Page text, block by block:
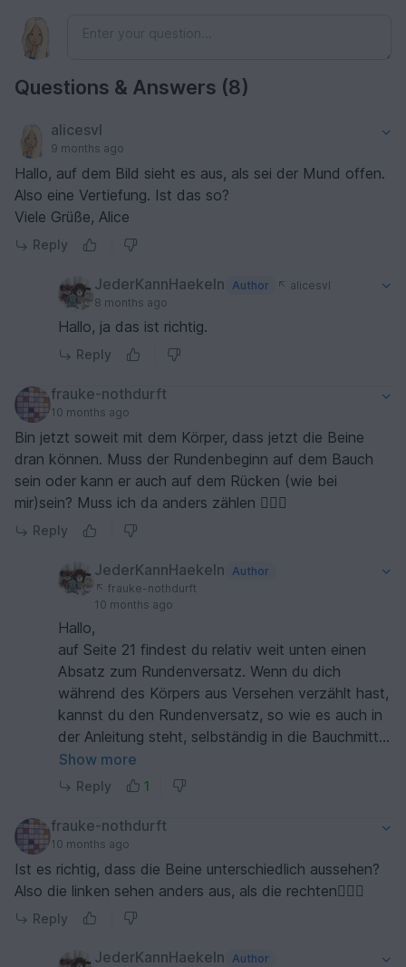
Questions & Answers (8)
alicesvl
9 months ago
Hallo, auf dem Bild sieht es aus, als sei der Mund offen.
Also eine Vertiefung. Ist das so?
Viele Grüße, Alice
Reply
JederKannHaekeln Author
alicesvl
8 months ago
Hallo, ja das ist richtig.
Reply
frauke-nothdurft
10 months ago
Bin jetzt soweit mit dem Körper, dass jetzt die Beine
dran können. Muss der Rundenbeginn auf dem Bauch
sein oder kann er auch auf dem Rücken (wie bei
mir)sein? Muss ich da anders zählen 🤷🏼‍♀️
Reply
JederKannHaekeln
Author
frauke-nothdurft
10 months ago
Hallo,
auf Seite 21 findest du relativ weit unten einen
Absatz zum Rundenversatz. Wenn du dich
während des Körpers aus Versehen verzählt hast,
kannst du den Rundenversatz, so wie es auch in
der Anleitung steht, selbständig in die Bauchmitte
bringen um nicht alles auftrennen zu müssen.
Show more
Reply 1
frauke-nothdurft
10 months ago
Ist es richtig, dass die Beine unterschiedlich aussehen?
Also die linken sehen anders aus, als die rechten🤷🏼‍♀️
Reply
JederKannHaekeln
Author